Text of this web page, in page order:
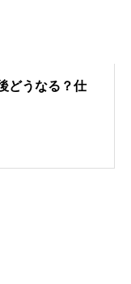
どうなる？仕